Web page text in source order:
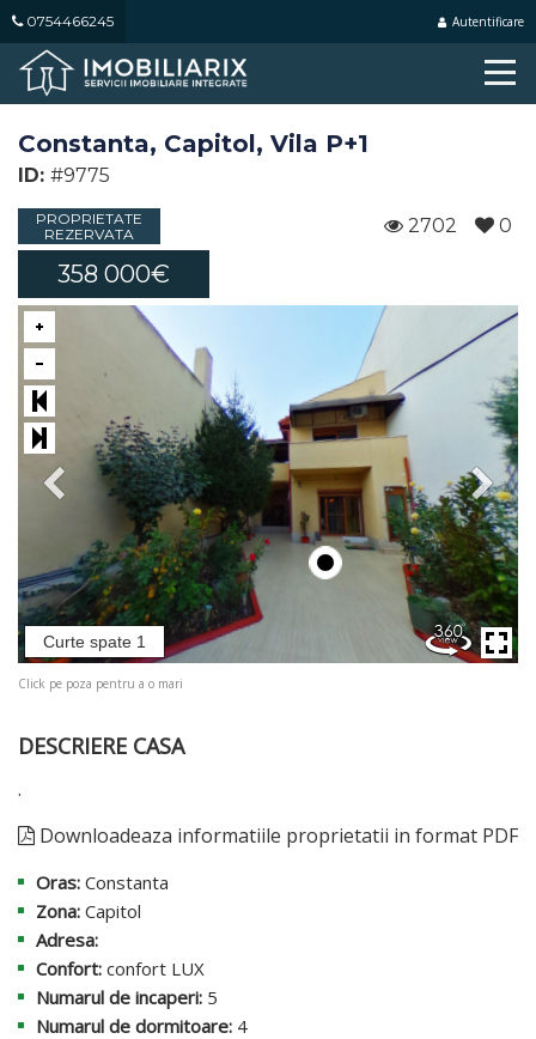
0754466245 Autentificare
Constanta, Capitol, Vila P+1
ID: #9775
358 000€
PROPRIETATE
REZERVATA
0
2702
Curte spate 1
Click pe poza pentru a o mari
DESCRIERE CASA
.
Downloadeaza informatiile proprietatii in format PDF
Oras: Constanta
Zona: Capitol
Adresa:
Confort: confort LUX
Numarul de incaperi: 5
Numarul de dormitoare: 4